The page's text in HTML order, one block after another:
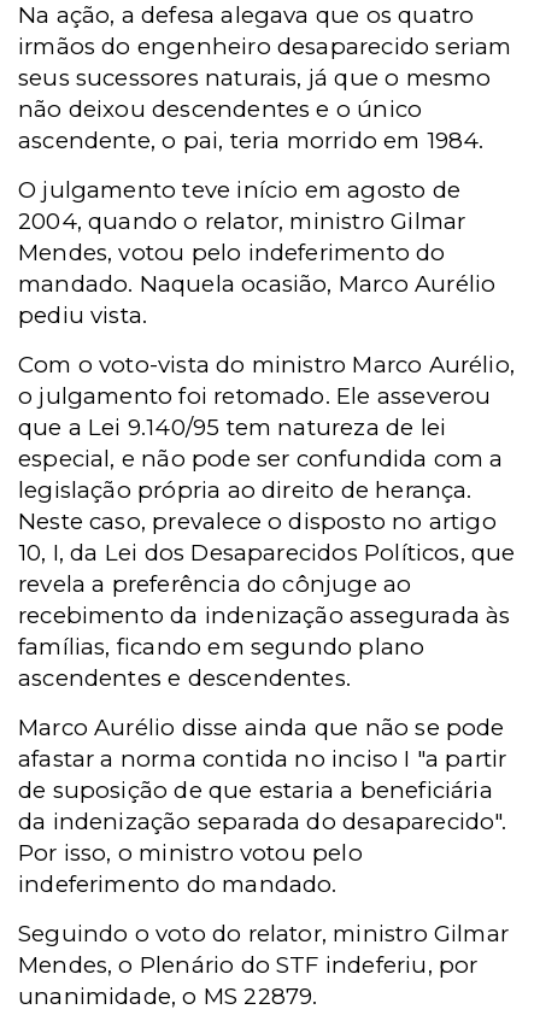
Na ação, a defesa alegava que os quatro
irmãos do engenheiro desaparecido seriam
seus sucessores naturais, já que o mesmo
não deixou descendentes e o único
ascendente, o pai, teria morrido em 1984.
O julgamento teve início em agosto de
2004, quando o relator, ministro Gilmar
Mendes, votou pelo indeferimento do
mandado. Naquela ocasião, Marco Aurélio
pediu vista.
Com o voto-vista do ministro Marco Aurélio,
o julgamento foi retomado. Ele asseverou
que a Lei 9.140/95 tem natureza de lei
especial, e não pode ser confundida com a
legislação própria ao direito de herança.
Neste caso, prevalece o disposto no artigo
10, I, da Lei dos Desaparecidos Políticos, que
revela a preferência do cônjuge ao
recebimento da indenização assegurada às
famílias, ficando em segundo plano
ascendentes e descendentes.
Marco Aurélio disse ainda que não se pode
afastar a norma contida no inciso I "a partir
de suposição de que estaria a beneficiária
da indenização separada do desaparecido".
Por isso, o ministro votou pelo
indeferimento do mandado.
Seguindo o voto do relator, ministro Gilmar
Mendes, o Plenário do STF indeferiu, por
unanimidade, o MS 22879.